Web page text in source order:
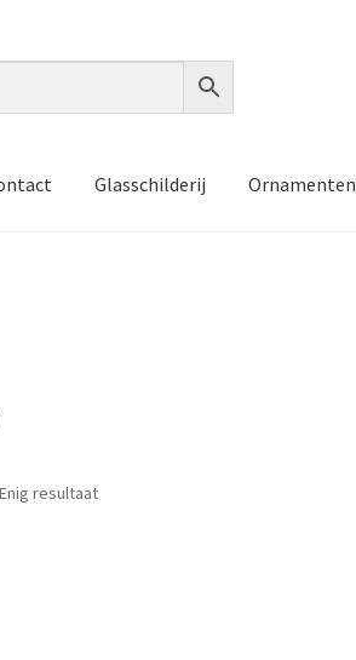
Glasschilderij Ornamenten
Enig resultaat